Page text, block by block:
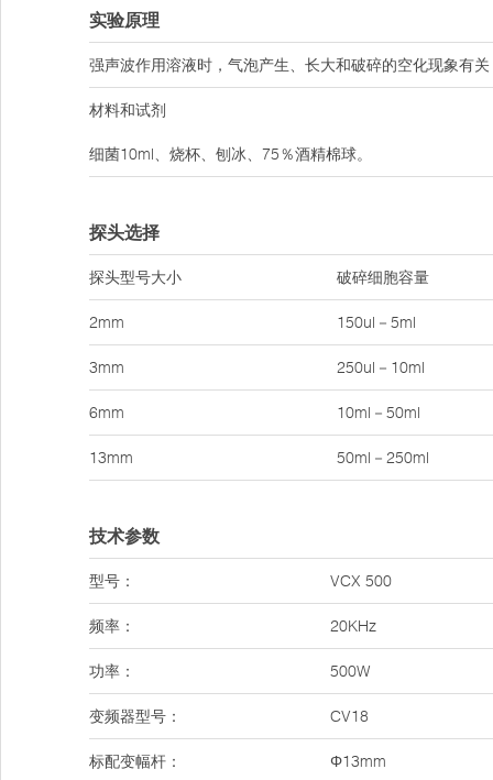
实验原理
强声波作用溶液时，气泡产生、长大和破碎的空化现象有
材料和试剂
细菌10ml、烧杯、刨冰、75％酒精棉球。
探头选择
探头型号大小 破碎细胞容量
2mm 150ul－5ml
3mm 250ul－10ml
6mm 10ml－50ml
13mm 50ml－250ml
技术参数
型号： VCX 500
频率： 20KHz
功率： 500W
变频器型号： CV18
标配变幅杆： Φ13mm